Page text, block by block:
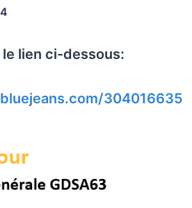
lien ci-dessous:
304016635